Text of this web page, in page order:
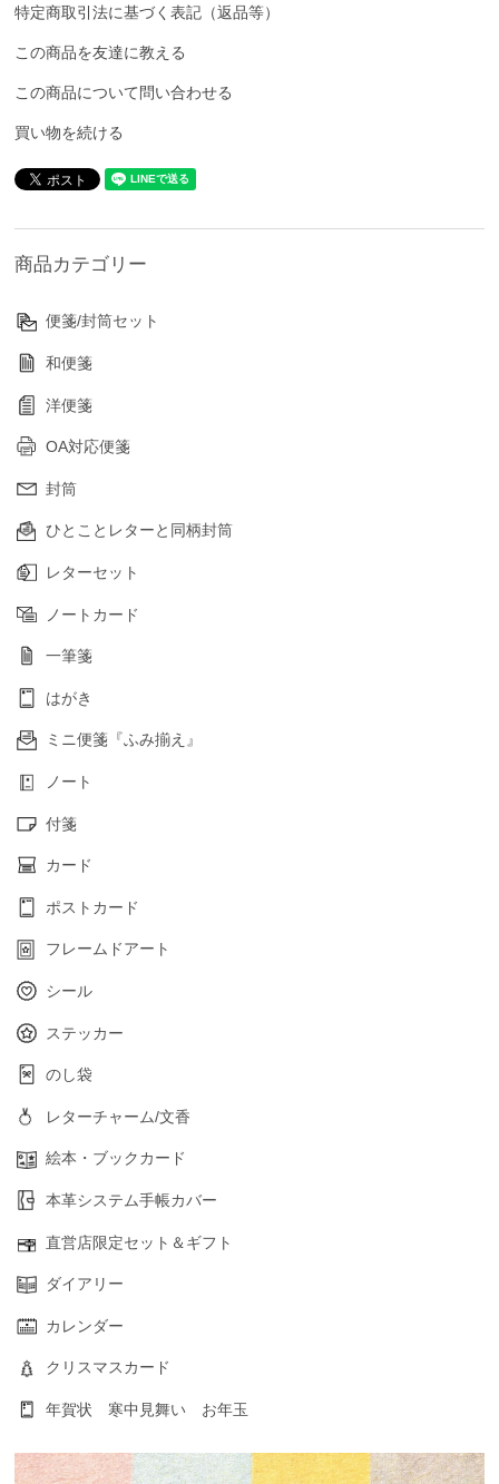
特定商取引法に基づく表記（返品等）
この商品を友達に教える
この商品について問い合わせる
買い物を続ける
商品カテゴリー
便箋/封筒セット
和便箋
洋便箋
OA対応便箋
封筒
ひとことレターと同柄封筒
レターセット
ノートカード
一筆箋
はがき
ミニ便箋『ふみ揃え』
ノート
付箋
カード
ポストカード
フレームドアート
シール
ステッカー
のし袋
レターチャーム/文香
絵本・ブックカード
本革システム手帳カバー
直営店限定セット＆ギフト
ダイアリー
カレンダー
クリスマスカード
年賀状 寒中見舞い お年玉